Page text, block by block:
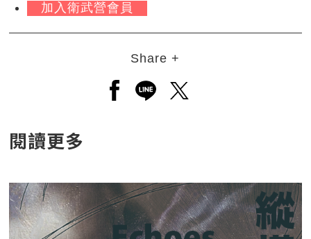
加入衛武營會員
Share +
另開新視窗分享至facebook
另開新視窗分享至line
另開新視窗分享至
閱讀更多